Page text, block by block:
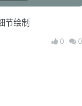
细节绘制
0 0